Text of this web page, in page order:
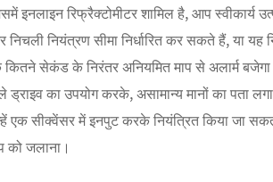
इनलाइन रिफ्रैक्टोमीटर शामिल है, आप स्वीकार्य
निचली नियंत्रण सीमा निर्धारित कर सकते हैं, या यह
कितने सेकंड के निरंतर अनियमित माप से अलार्म
ड्राइव का उपयोग करके, असामान्य मानों का पता
एक सीक्वेंसर में इनपुट करके नियंत्रित किया जा
को जलाना।